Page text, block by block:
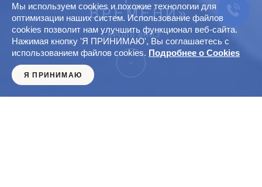
ВРЕМЕНИ»
СКРОЛЛ ВНИЗ
Мы используем cookies и похожие технологии для
оптимизации наших систем. Использование файлов
cookies позволит нам улучшить функционал веб-сайта.
Нажимая кнопку 'Я ПРИНИМАЮ', Вы соглашаетесь с
использованием файлов cookies. Подробнее о Cookies
Я ПРИНИМАЮ